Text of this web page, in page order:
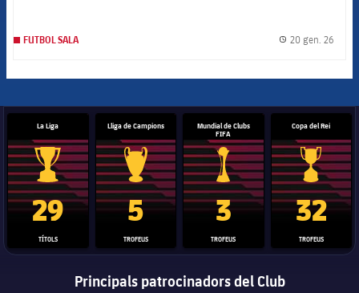
FUTBOL SALA 20 gen. 26
La Liga
Trofeu de la Liga
29
TÍTOLS
Lliga de Campions
Trofeu de la Lliga de Campions
5
TROFEUS
Mundial de Clubs
FIFA
Trofeu del Mundial de Clubs
3
TROFEUS
Copa del Rei
Copa del
32
TROFEUS
Principals patrocinadors del Club